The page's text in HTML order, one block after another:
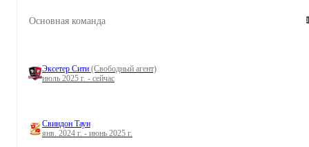
Основная команда
Эксетер Сити (Свободный агент)
июль 2025 г. - сейчас
Свиндон Таун
янв. 2024 г. - июнь 2025 г.